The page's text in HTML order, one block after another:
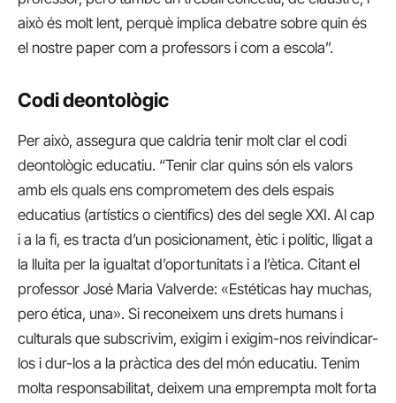
això és molt lent, perquè implica debatre sobre quin és
el nostre paper com a professors i com a escola”.
Codi deontològic
Per això, assegura que caldria tenir molt clar el codi
deontològic educatiu. “Tenir clar quins són els valors
amb els quals ens comprometem des dels espais
educatius (artístics o científics) des del segle XXI. Al cap
i a la fi, es tracta d’un posicionament, ètic i polític, lligat a
la lluita per la igualtat d’oportunitats i a l’ètica. Citant el
professor José Maria Valverde: «Estéticas hay muchas,
pero ética, una». Si reconeixem uns drets humans i
culturals que subscrivim, exigim i exigim-nos reivindicar-
los i dur-los a la pràctica des del món educatiu. Tenim
molta responsabilitat, deixem una emprempta molt forta